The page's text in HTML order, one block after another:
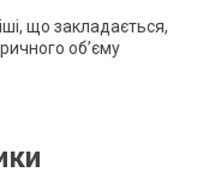
що закладається,
об’єму